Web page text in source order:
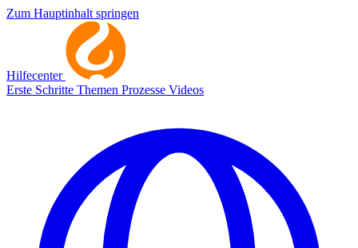
Zum Hauptinhalt springen
Hilfecenter
Erste Schritte Themen Prozesse Videos